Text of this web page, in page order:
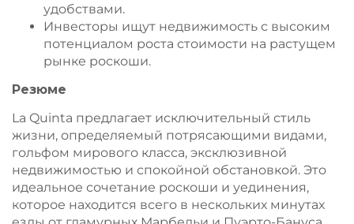
удобствами.
Инвесторы ищут недвижимость с высоким
потенциалом роста стоимости на растущем
рынке роскоши.
Резюме
La Quinta предлагает исключительный стиль
жизни, определяемый потрясающими видами,
гольфом мирового класса, эксклюзивной
недвижимостью и спокойной обстановкой. Это
идеальное сочетание роскоши и уединения,
которое находится всего в нескольких минутах